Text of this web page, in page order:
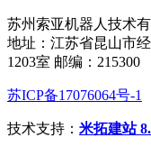
苏州索亚机器人技术
地址：江苏省昆山市
1203室 邮编：215300
苏ICP备17076064号-1
技术支持： 米拓建站